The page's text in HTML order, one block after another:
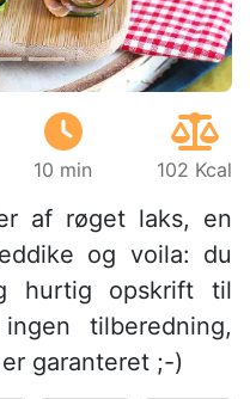
10 min 102 Kcal
af røget laks, en
og voila: du
hurtig opskrift til
tilberedning,
garanteret ;-)